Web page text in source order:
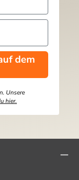
dem
Unsere
hier.